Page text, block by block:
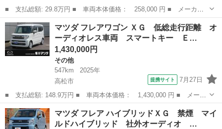
■ 支払総額: 29.8万円 ■ 車両本体価格： 258,000 円 ■ メーカー
名： マツダ ■ 車種名： フレアクロスオーバー ■ グレード
名： ＸＳ Ｂｌｕｅｔｏｏｔｈ バックカメラ ナビ ＴＶ ＥＴ
Ｃ シートヒータ...
香川 坂出市 その他
マツダ フレアワゴン ＸＧ 低総走行距離 オ
ーディオレス車両 スマートキー Ｅ…
1,430,000円
その他
547km
2025年
高松市
提携サイト 7月27日
■ 支払総額: 148.9万円 ■ 車両本体価格： 1,430,000 円 ■ メーカ
ー名： マツダ ■ 車種名： フレアワゴン ■ グレード名： Ｘ
Ｇ 低総走行距離 オーディオレス車両 スマートキー ＥＴＣ Ｌ
ＥＤヘッド...
香川 高松市 その他
マツダ フレア ハイブリッドＸＧ 禁煙 マイ
ルドハイブリッド 社外オーディオ …